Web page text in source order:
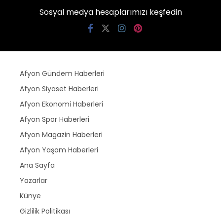
Sosyal medya hesaplarımızı keşfedin
Afyon Gündem Haberleri
Afyon Siyaset Haberleri
Afyon Ekonomi Haberleri
Afyon Spor Haberleri
Afyon Magazin Haberleri
Afyon Yaşam Haberleri
Ana Sayfa
Yazarlar
Künye
Gizlilik Politikası